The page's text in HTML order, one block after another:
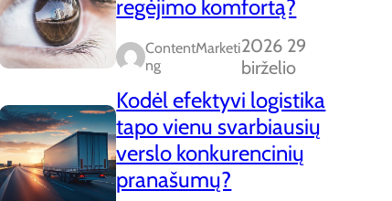
regėjimo komfortą?
ContentMarketi
Ng
2026 29
birželio
Kodėl efektyvi logistika
tapo vienu svarbiausių
verslo konkurencinių
pranašumų?